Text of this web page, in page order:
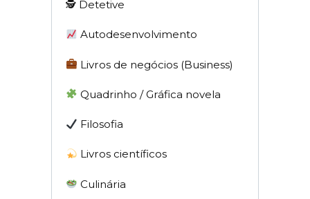
🕵 Detetive
Autodesenvolvimento
Livros de negócios (Business)
Quadrinho / Gráfica novela
Filosofia
Livros científicos
Culinária